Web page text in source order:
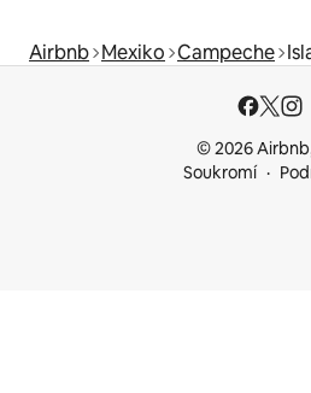
Airbnb Mexiko Campeche
© 2026
Soukromí